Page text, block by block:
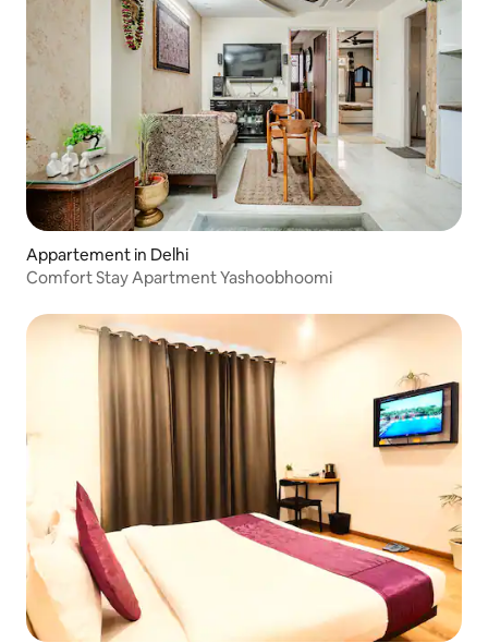
Appartement in Delhi
Comfort Stay Apartment Yashoobhoomi